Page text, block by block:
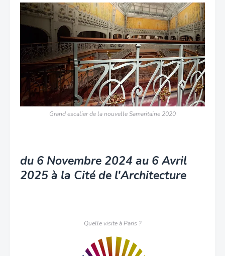
Grand escalier de la nouvelle Samaritaine 2020
du 6 Novembre 2024au 6 Avril
2025à la Cité de l'Architecture
Quelle visite à Paris ?